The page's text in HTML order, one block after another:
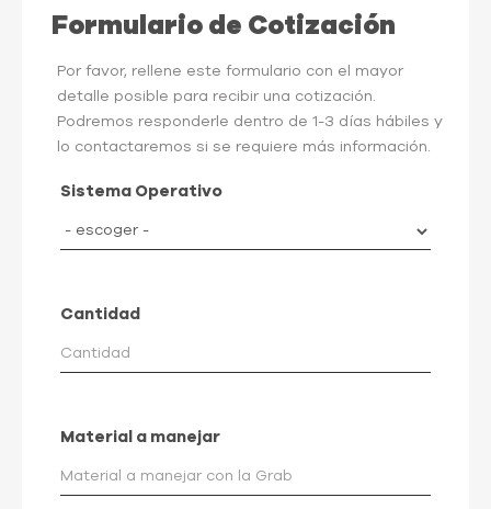
Formulario de Cotización
Por favor, rellene este formulario con el mayor
detalle posible para recibir una cotización.
Podremos responderle dentro de 1-3 días hábiles y
lo contactaremos si se requiere más información.
Sistema Operativo
Cantidad
Material a manejar